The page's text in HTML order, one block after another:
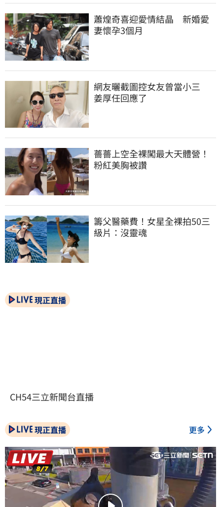
蕭煌奇喜迎愛情結晶　新婚愛
妻懷孕3個月
網友曬截圖控女友曾當小三
姜厚任回應了
薔薔上空全裸闖最大天體營！
粉紅美胸被讚
籌父醫藥費！女星全裸拍50三
級片：沒靈魂
現正直播
CH54三立新聞台直播
現正直播 更多